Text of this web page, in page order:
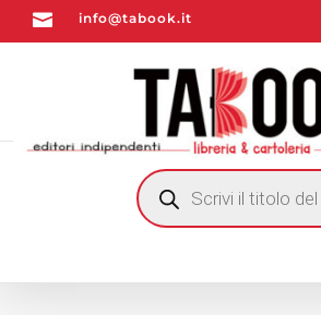
 info@tabook.it
RICERCA
PRODOTTI